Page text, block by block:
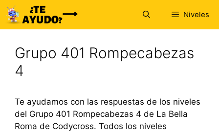
Saltar
al
contenido
Niveles
Grupo 401 Rompecabezas
4
Te ayudamos con las respuestas de los niveles
del Grupo 401 Rompecabezas 4 de La Bella
Roma de Codycross. Todos los niveles